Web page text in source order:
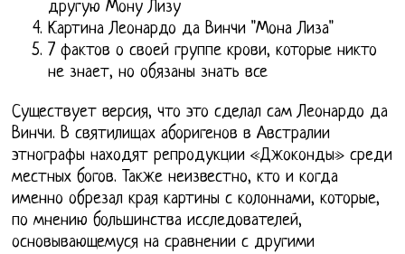
другую Мону Лизу
Картина Леонардо да Винчи "Мона Лиза"
7 фактов о своей группе крови, которые никто
не знает, но обязаны знать все
Существует версия, что это сделал сам Леонардо да
Винчи. В святилищах аборигенов в Австралии
этнографы находят репродукции «Джоконды» среди
местных богов. Также неизвестно, кто и когда
именно обрезал края картины с колоннами, которые,
по мнению большинства исследователей,
основывающемуся на сравнении с другими